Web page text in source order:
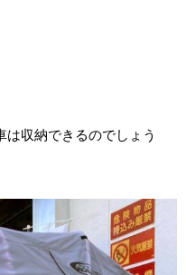
収納できるのでしょう